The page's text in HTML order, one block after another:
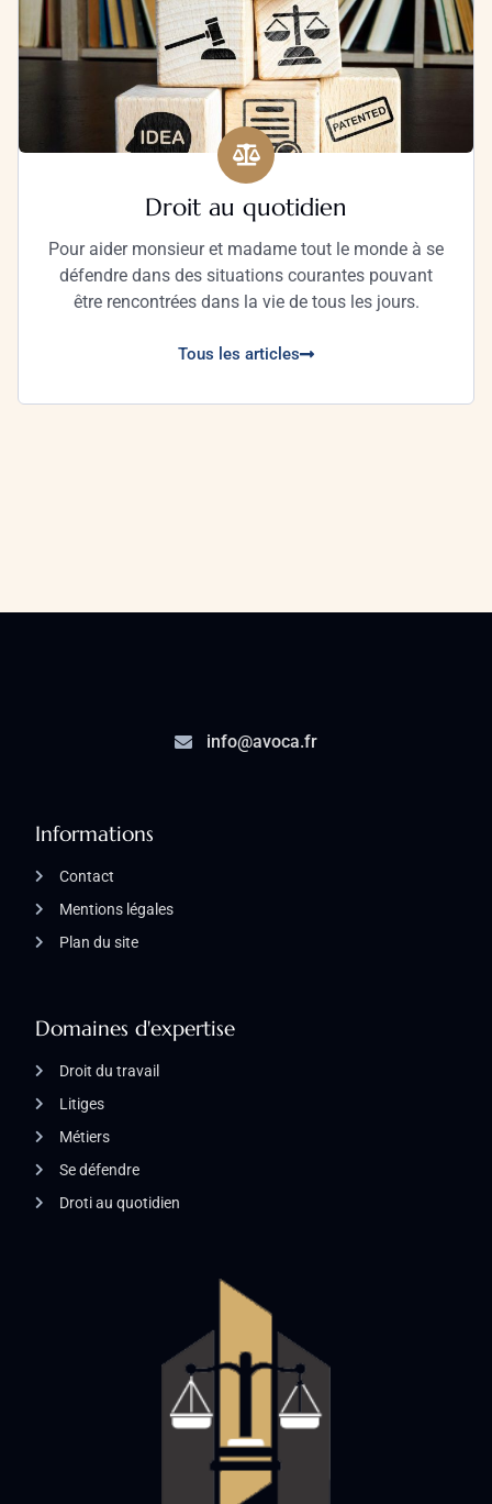
Droit au quotidien
Pour aider monsieur et madame tout le monde à se
défendre dans des situations courantes pouvant
être rencontrées dans la vie de tous les jours.
Tous les articles
Domaines d'expertise
Droit du travail
Litiges
Métiers
Se défendre
Droti au quotidien
Informations
Contact
Mentions légales
Plan du site
info@avoca.fr